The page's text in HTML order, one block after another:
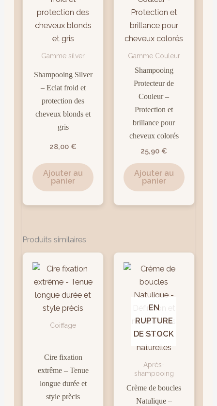
Gamme silver
Shampooing Silver
– Eclat froid et
protection des
cheveux blonds et
gris
28,00 €
Ajouter au
panier
Gamme Couleur
Shampooing
Protecteur de
Couleur –
Protection et
brillance pour
cheveux colorés
25,90 €
Ajouter au
panier
Produits similaires
Coiffage
Cire fixation
extrême – Tenue
longue durée et
style prècis
EN
RUPTURE
DE STOCK
Après-
shampooing
Crème de boucles
Natulique –